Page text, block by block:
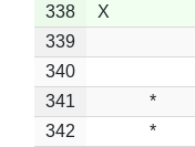
338
X
339
340
341
*
342
*